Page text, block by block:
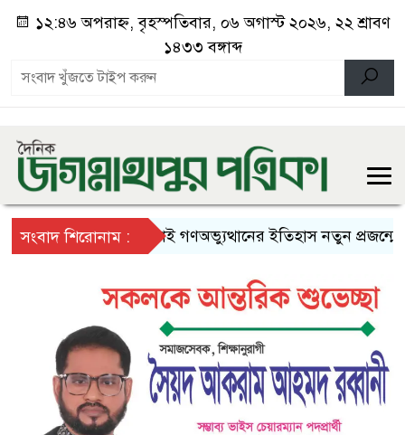
১২:৪৬ অপরাহ্ন, বৃহস্পতিবার, ০৬ অগাস্ট ২০২৬, ২২ শ্রাবণ
১৪৩৩ বঙ্গাব্দ
সংবাদ শিরোনাম :জুলাই গণঅভ্যুত্থানের ইতিহাস নতুন প্রজন্মের